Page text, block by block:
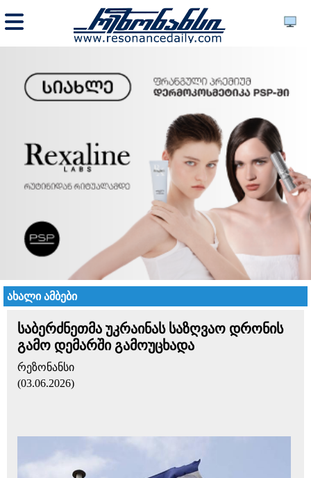
ახალი ამბები
საბერძნეთმა უკრაინას საზღვაო დრონის
გამო დემარში გამოუცხადა
რეზონანსი
(03.06.2026)